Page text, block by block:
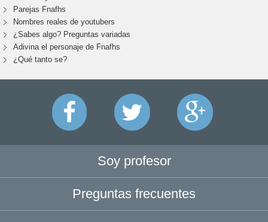
Parejas Fnafhs
Nombres reales de youtubers
¿Sabes algo? Preguntas variadas
Adivina el personaje de Fnafhs
¿Qué tanto se?
Soy profesor
Preguntas frecuentes